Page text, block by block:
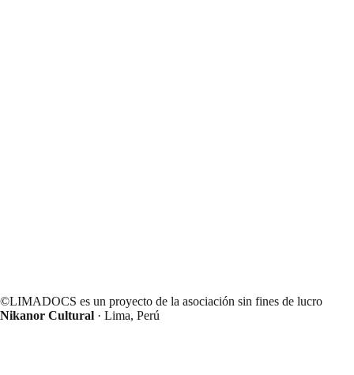
©LIMADOCS es un proyecto de la asociación sin fines de lucro
Nikanor Cultural · Lima, Perú